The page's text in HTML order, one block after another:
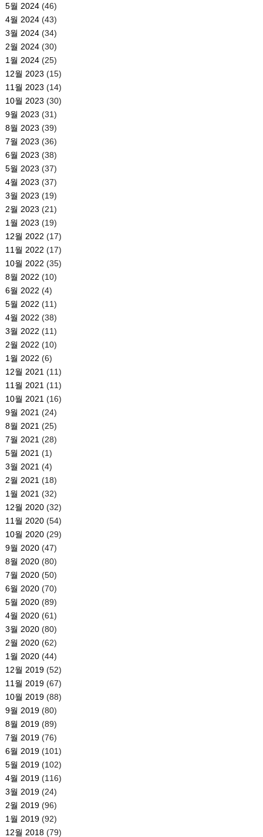
5월 2024(46)
4월 2024(43)
3월 2024(34)
2월 2024(30)
1월 2024(25)
12월 2023 (15)
11월 2023 (14)
10월 2023 (30)
9월 2023 (31)
8월 2023 (39)
7월 2023 (36)
6월 2023 (38)
5월 2023 (37)
4월 2023 (37)
3월 2023 (19)
2월 2023 (21)
1월 2023 (19)
12월 2022 (17)
11월 2022 (17)
10월 2022 (35)
8월 2022 (10)
6월 2022 (4)
5월 2022 (11)
4월 2022 (38)
3월 2022 (11)
2월 2022 (10)
1월 2022 (6)
12월 2021 (11)
11월 2021 (11)
10월 2021 (16)
9월 2021 (24)
8월 2021 (25)
7월 2021 (28)
5월 2021 (1)
3월 2021 (4)
2월 2021 (18)
1월 2021 (32)
12월 2020(32)
11월 2020(54)
10월 2020(29)
9월 2020(47)
8월 2020(80)
7월 2020(50)
6월 2020(70)
5월 2020(89)
4월 2020(61)
3월 2020(80)
2월 2020(62)
1월 2020(44)
12월 2019(52)
11월 2019(67)
10월 2019(88)
9월 2019(80)
8월 2019(89)
7월 2019(76)
6월 2019(101)
5월 2019(102)
4월 2019(116)
3월 2019(24)
2월 2019(96)
1월 2019(92)
12월 2018(79)